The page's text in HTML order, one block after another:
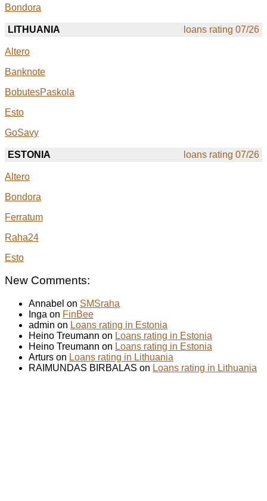
Bondora
LITHUANIA loans rating 07/26
Altero
Banknote
BobutesPaskola
Esto
GoSavy
ESTONIA loans rating 07/26
Altero
Bondora
Ferratum
Raha24
Esto
New Comments:
Annabel on SMSraha
Inga on FinBee
admin on Loans rating in Estonia
Heino Treumann on Loans rating in Estonia
Heino Treumann on Loans rating in Estonia
Arturs on Loans rating in Lithuania
RAIMUNDAS BIRBALAS on Loans rating in Lithuania